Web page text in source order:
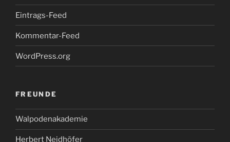
Eintrags-Feed
Kommentar-Feed
WordPress.org
FREUNDE
Walpodenakademie
Herbert Neidhöfer